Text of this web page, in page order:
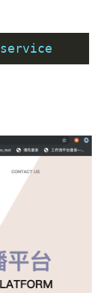
service